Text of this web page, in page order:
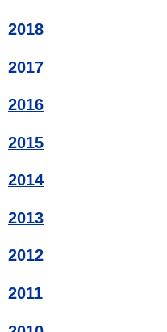
2018
2017
2016
2015
2014
2013
2012
2011